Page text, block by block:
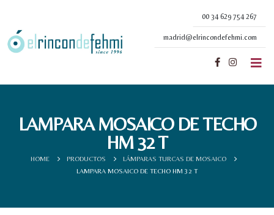
00 34 629 754 267
madrid@elrincondefehmi.com
LAMPARA MOSAICO DE TECHO
HM 32 T
HOME PRODUCTOS
LÁMPARAS TURCAS DE MOSAICO
LAMPARA MOSAICO DE TECHO HM 32 T